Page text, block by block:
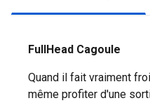
FullHead Cagoule
Quand il fait vraiment
même profiter d'une